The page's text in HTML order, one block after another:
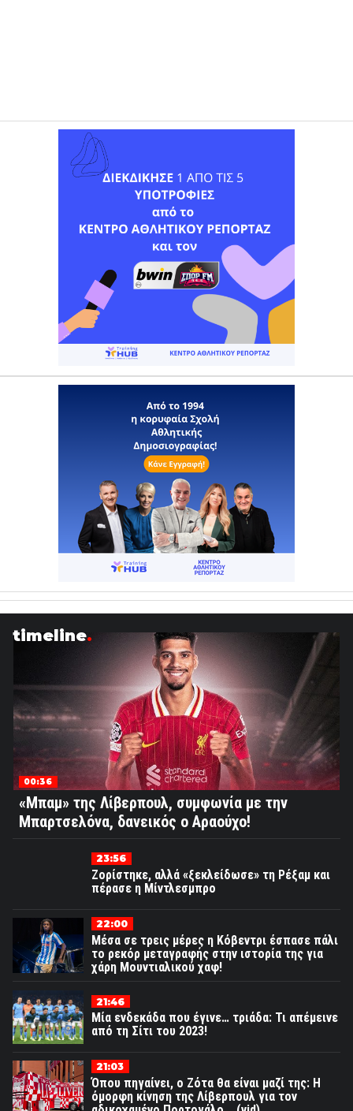
timeline
00:36
«Μπαμ» της Λίβερπουλ, συμφωνία με την
Μπαρτσελόνα, δανεικός ο Αραούχο!
23:56
Ζορίστηκε, αλλά «ξεκλείδωσε» τη Ρέξαμ και
πέρασε η Μίντλεσμπρο
22:00
Μέσα σε τρεις μέρες η Κόβεντρι έσπασε πάλι
το ρεκόρ μεταγραφής στην ιστορία της για
χάρη Μουντιαλικού χαφ!
21:46
Μία ενδεκάδα που έγινε… τριάδα: Τι απέμεινε
από τη Σίτι του 2023!
21:03
Όπου πηγαίνει, ο Ζότα θα είναι μαζί της: Η
όμορφη κίνηση της Λίβερπουλ για τον